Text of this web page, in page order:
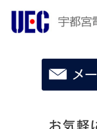
製品とサービス